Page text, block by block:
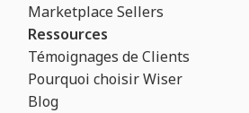
Marketplace Sellers
Ressources
Témoignages de Clients
Pourquoi choisir Wiser
Blog